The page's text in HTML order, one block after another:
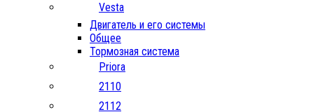
Vesta
Двигатель и его системы
Общее
Тормозная система
Priora
2110
2112